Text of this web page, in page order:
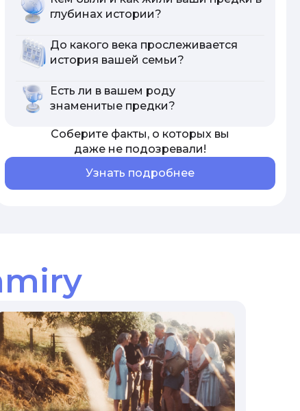
глубинах истории?
До какого века прослеживается
история вашей семьи?
Есть ли в вашем роду
знаменитые предки?
Соберите факты, о которых вы
даже не подозревали!
Узнать подробнее